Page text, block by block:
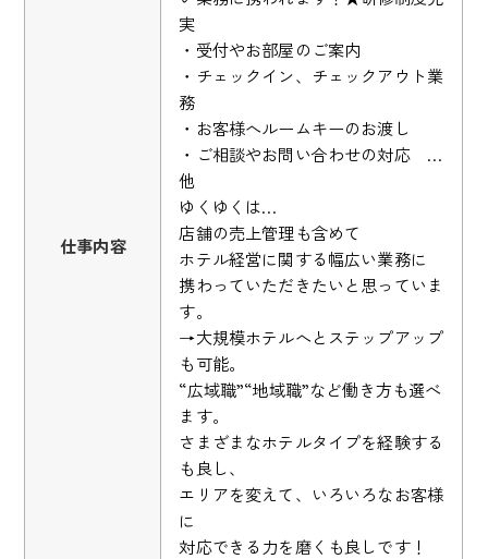
仕事内容
実
・受付やお部屋のご案内
・チェックイン、チェックアウト業
務
・お客様へルームキーのお渡し
・ご相談やお問い合わせの対応 …
他
ゆくゆくは…
店舗の売上管理も含めて
ホテル経営に関する幅広い業務に
携わっていただきたいと思っていま
す。
→大規模ホテルへとステップアップ
も可能。
“広域職”“地域職”など働き方も選べ
ます。
さまざまなホテルタイプを経験する
も良し、
エリアを変えて、いろいろなお客様
に
対応できる力を磨くも良しです！